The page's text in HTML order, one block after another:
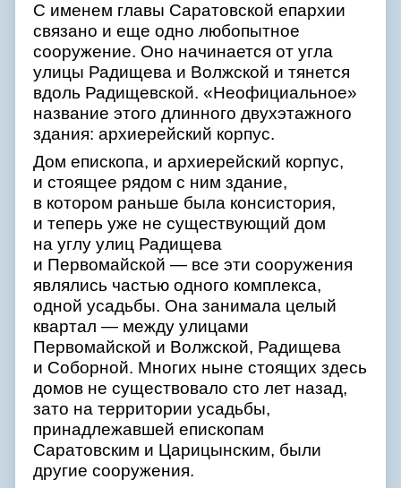
С именем главы Саратовской епархии
связано и еще одно любопытное
сооружение. Оно начинается от угла
улицы Радищева и Волжской и тянется
вдоль Радищевской. «Неофициальное»
название этого длинного двухэтажного
здания: архиерейский корпус.
Дом епископа, и архиерейский корпус,
и стоящее рядом с ним здание,
в котором раньше была консистория,
и теперь уже не существующий дом
на углу улиц Радищева
и Первомайской — все эти сооружения
являлись частью одного комплекса,
одной усадьбы. Она занимала целый
квартал — между улицами
Первомайской и Волжской, Радищева
и Соборной. Многих ныне стоящих здесь
домов не существовало сто лет назад,
зато на территории усадьбы,
принадлежавшей епископам
Саратовским и Царицынским, были
другие сооружения.